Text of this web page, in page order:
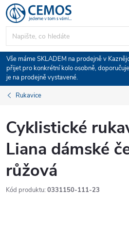
Přejít
na
obsah
Vše máme SKLADEM na prodejně v
přijet pro konkrétní kolo osobně,
je na prodejně vystavené.
Rukavice
Cyklistické
Liana dámské
růžová
Kód produktu: 0331150-111-23